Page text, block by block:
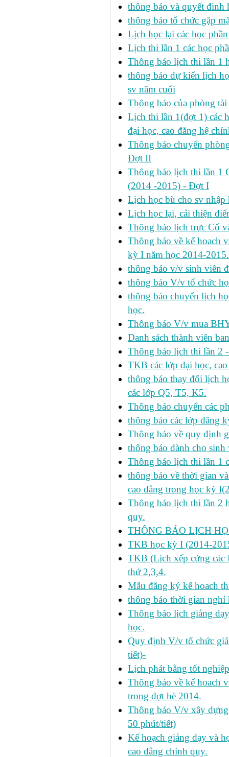
thông báo và quyết đinh
thông báo tổ chức gặp
Lịch học lại các học
Lịch thi lần 1 các học
Thông báo lịch thi lần 1
thông báo dự kiến lịch
sv năm cuối
Thông báo của phòng
Lịch thi lần 1(đợt 1) các
đại học, cao đẳng hệ
Thông báo chuyển
Đợt II
Thông báo lịch thi lần 1
(2014 -2015) - Đợt I
Lịch học bù cho sv
Lịch học lại, cải thiện
Thông báo lịch trực Cố
Thông báo về kế hoach
kỳ I năm học 2014-2015.
thông báo v/v sinh viên
thông báo V/v tổ chức
thông báo chuyển lịch
học.
Thông báo V/v mua
Danh sách thành viên
Thông báo lịch thi lần 2
TKB các lớp đại học,
thông báo thay đổi lịch
các lớp Q5, T5, K5.
Thông báo chuyển các
thông báo các lớp đăng
Thông báo về quy định
thông báo dành cho
Thông báo lịch thi lần 1
thông báo về thời gian
cao đẳng trong học kỳ
Thông báo lịch thi lần 2
quy.
THÔNG BÁO LỊCH
TKB học kỳ I (2014-
TKB (Lịch xếp cứng các
thứ 2,3,4.
Mẫu đăng ký kế hoach
thông báo thời gian
Thông báo lịch giảng
học.
Quy định V/v tổ chức
tiết)-
Lịch phát bằng tốt
Thông báo về kế hoach
trong đợt hè 2014.
Thông báo V/v xây
50 phút/tiết)
Kế hoạch giảng dạy và
cao đẳng chính quy.